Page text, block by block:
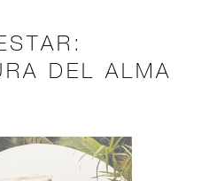
DEL ALMA